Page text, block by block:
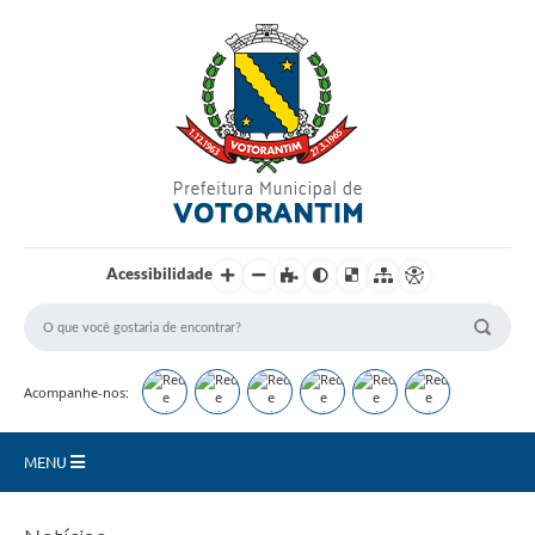
Acessibilidade
Acompanhe-nos:
MENU